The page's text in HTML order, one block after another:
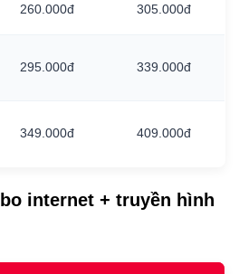
260.000đ 305.000đ
295.000đ 339.000đ
349.000đ 409.000đ
internet + truyền hình